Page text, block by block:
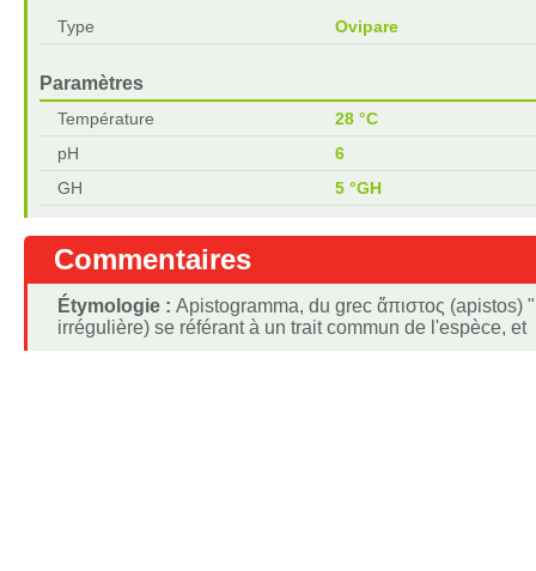
Type Ovipare
Paramètres
Température
28 °C
pH
6
GH
5 °GH
Commentaires
Étymologie : Apistogramma, du grec ἄπιστος
irrégulière) se référant à un trait commun de l'espèce, et